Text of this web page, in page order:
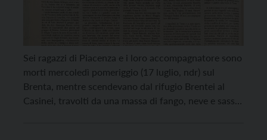
Sei ragazzi di Piacenza e i loro accompagnatore sono
morti mercoledì pomeriggio (17 luglio, ndr) sul
Brenta, mentre scendevano dal rifugio Brentei al
Casinei, travolti da una massa di fango, neve e sassi.